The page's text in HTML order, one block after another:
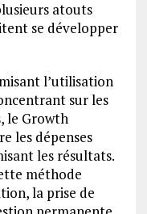
atouts
se développer
l’utilisation
sur les
le Growth
les dépenses
les résultats.
méthode
la prise de